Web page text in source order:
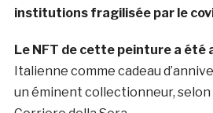
institutions fragilisée par le
Le NFT de cette peinture a été
Italienne comme cadeau
un éminent collectionneur,